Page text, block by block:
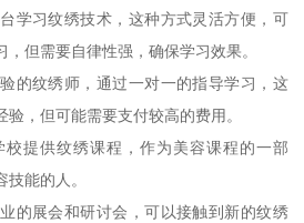
学习纹绣技术，这种方式灵活方便，可
但需要自律性强，确保学习效果。
的纹绣师，通过一对一的指导学习，这
，但可能需要支付较高的费用。
提供纹绣课程，作为美容课程的一部
能的人。
的展会和研讨会，可以接触到新的纹绣